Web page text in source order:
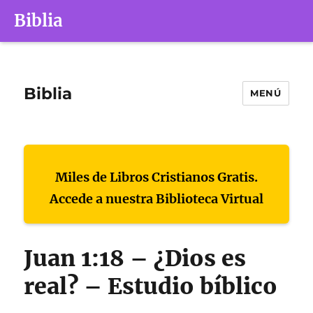
Biblia
Biblia MENÚ
Miles de Libros Cristianos Gratis.
Accede a nuestra Biblioteca Virtual
Juan 1:18 – ¿Dios es
real? – Estudio bíblico